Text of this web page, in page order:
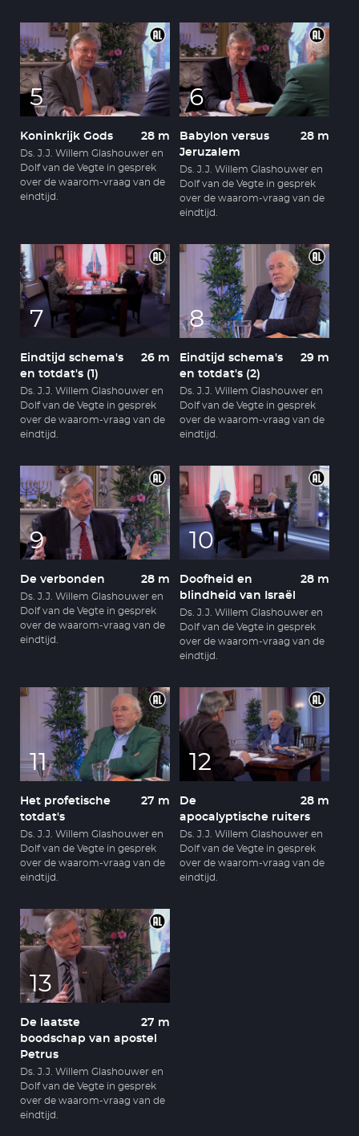
5
28 m
Koninkrijk Gods
Ds. J.J. Willem Glashouwer en
Dolf van de Vegte in gesprek
over de waarom-vraag van de
eindtijd.
6
28 m
Babylon versus
Jeruzalem
Ds. J.J. Willem Glashouwer en
Dolf van de Vegte in gesprek
over de waarom-vraag van de
eindtijd.
7
26 m
Eindtijd schema's
en totdat's (1)
Ds. J.J. Willem Glashouwer en
Dolf van de Vegte in gesprek
over de waarom-vraag van de
eindtijd.
8
29 m
Eindtijd schema's
en totdat's (2)
Ds. J.J. Willem Glashouwer en
Dolf van de Vegte in gesprek
over de waarom-vraag van de
eindtijd.
9
28 m
De verbonden
Ds. J.J. Willem Glashouwer en
Dolf van de Vegte in gesprek
over de waarom-vraag van de
eindtijd.
10
28 m
Doofheid en
blindheid van Israël
Ds. J.J. Willem Glashouwer en
Dolf van de Vegte in gesprek
over de waarom-vraag van de
eindtijd.
11
27 m
Het profetische
totdat's
Ds. J.J. Willem Glashouwer en
Dolf van de Vegte in gesprek
over de waarom-vraag van de
eindtijd.
12
28 m
De
apocalyptische ruiters
Ds. J.J. Willem Glashouwer en
Dolf van de Vegte in gesprek
over de waarom-vraag van de
eindtijd.
13
27 m
De laatste
boodschap van apostel
Petrus
Ds. J.J. Willem Glashouwer en
Dolf van de Vegte in gesprek
over de waarom-vraag van de
eindtijd.